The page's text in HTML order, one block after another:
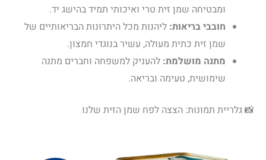
ומבטיחה שמן זית טרי ואיכותי תמיד בהישג יד.
חובבי בריאות: ליהנות מכל היתרונות הבריאותיים של
שמן זית כתית מעולה, עשיר בנוגדי חמצון.
מתנה מושלמת: להעניק למשפחה וחברים מתנה
שימושית, טעימה ובריאה.
📸 גלריית תמונות: הצצה לפח שמן הזית שלנו